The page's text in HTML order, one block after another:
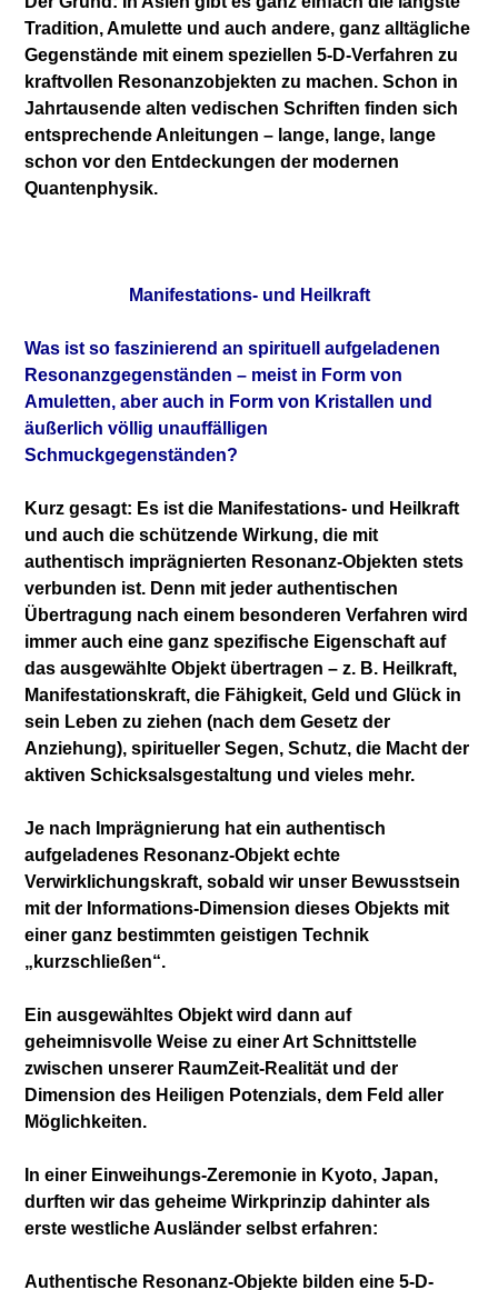
Tradition, Amulette und auch andere, ganz alltägliche
Gegenstände mit einem speziellen 5-D-Verfahren zu
kraftvollen Resonanzobjekten zu machen. Schon in
Jahrtausende alten vedischen Schriften finden sich
entsprechende Anleitungen – lange, lange, lange
schon vor den Entdeckungen der modernen
Quantenphysik.
Manifestations- und Heilkraft
Was ist so faszinierend an spirituell aufgeladenen
Resonanzgegenständen – meist in Form von
Amuletten, aber auch in Form von Kristallen und
äußerlich völlig unauffälligen
Schmuckgegenständen?
Kurz gesagt: Es ist die Manifestations- und Heilkraft
und auch die schützende Wirkung, die mit
authentisch imprägnierten Resonanz-Objekten stets
verbunden ist. Denn mit jeder authentischen
Übertragung nach einem besonderen Verfahren wird
immer auch eine ganz spezifische Eigenschaft auf
das ausgewählte Objekt übertragen – z. B. Heilkraft,
Manifestationskraft, die Fähigkeit, Geld und Glück in
sein Leben zu ziehen (nach dem Gesetz der
Anziehung), spiritueller Segen, Schutz, die Macht der
aktiven Schicksalsgestaltung und vieles mehr.
Je nach Imprägnierung hat ein authentisch
aufgeladenes Resonanz-Objekt echte
Verwirklichungskraft, sobald wir unser Bewusstsein
mit der Informations-Dimension dieses Objekts mit
einer ganz bestimmten geistigen Technik
„kurzschließen“.
Ein ausgewähltes Objekt wird dann auf
geheimnisvolle Weise zu einer Art Schnittstelle
zwischen unserer RaumZeit-Realität und der
Dimension des Heiligen Potenzials, dem Feld aller
Möglichkeiten.
In einer Einweihungs-Zeremonie in Kyoto, Japan,
durften wir das geheime Wirkprinzip dahinter als
erste westliche Ausländer selbst erfahren:
Authentische Resonanz-Objekte bilden eine 5-D-